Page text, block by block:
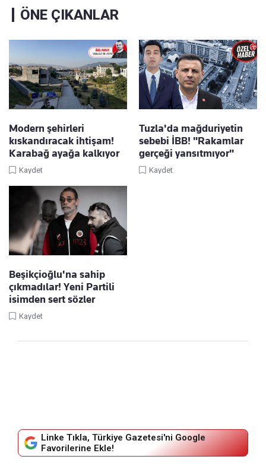
ÖNE ÇIKANLAR
Modern şehirleri
kıskandıracak ihtişam!
Karabağ ayağa kalkıyor
Kaydet
Tuzla'da mağduriyetin
sebebi İBB! "Rakamlar
gerçeği yansıtmıyor"
Kaydet
Beşikçioğlu'na sahip
çıkmadılar! Yeni Partili
isimden sert sözler
Kaydet
Linke Tıkla, Türkiye Gazetesi'ni Google
Favorilerine Ekle!